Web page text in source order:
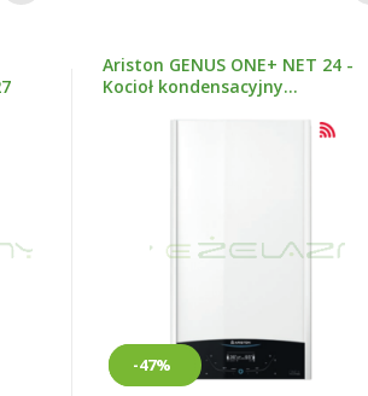
Ariston GENUS ONE+ NET 24 -
Kocioł kondensacyjny
Nowy
-47%